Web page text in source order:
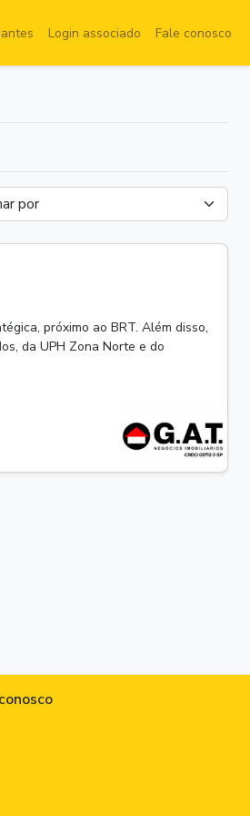
Login associado Fale conosco
próximo ao BRT. Além disso,
da UPH Zona Norte e do